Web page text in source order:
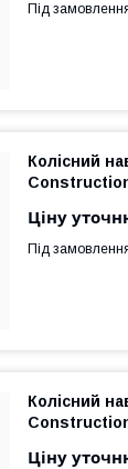
Під
Колісний
Ціну
Під
Колісний
Ціну